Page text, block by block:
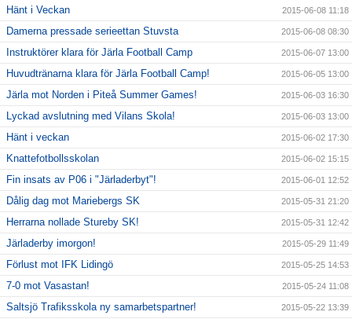
Hänt i Veckan 2015-06-08 11:18
Damerna pressade serieettan Stuvsta 2015-06-08 08:30
Instruktörer klara för Järla Football Camp 2015-06-07 13:00
Huvudtränarna klara för Järla Football Camp! 2015-06-05 13:00
Järla mot Norden i Piteå Summer Games! 2015-06-03 16:30
Lyckad avslutning med Vilans Skola! 2015-06-03 13:00
Hänt i veckan 2015-06-02 17:30
Knattefotbollsskolan 2015-06-02 15:15
Fin insats av P06 i "Järladerbyt"! 2015-06-01 12:52
Dålig dag mot Mariebergs SK 2015-05-31 21:20
Herrarna nollade Stureby SK! 2015-05-31 12:42
Järladerby imorgon! 2015-05-29 11:49
Förlust mot IFK Lidingö 2015-05-25 14:53
7-0 mot Vasastan! 2015-05-24 11:08
Saltsjö Trafiksskola ny samarbetspartner! 2015-05-22 13:39